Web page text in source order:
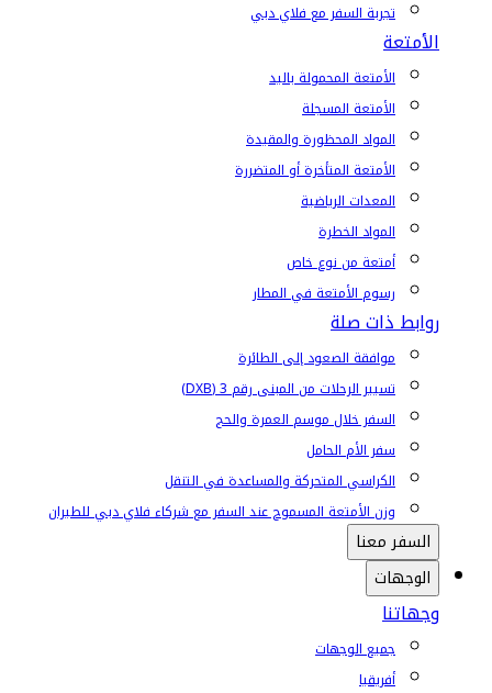
تجربة السفر مع فلاي دبي
الأمتعة
الأمتعة المحمولة باليد
الأمتعة المسجلة
المواد المحظورة والمقيدة
الأمتعة المتأخرة أو المتضررة
المعدات الرياضية
المواد الخطرة
أمتعة من نوع خاص
رسوم الأمتعة في المطار
روابط ذات صلة
موافقة الصعود إلى الطائرة
تسيير الرحلات من المبنى رقم 3 (DXB)
السفر خلال موسم العمرة والحج
سفر الأم الحامل
الكراسي المتحركة والمساعدة في التنقل
وزن الأمتعة المسموح عند السفر مع شركاء فلاي دبي للطيران
السفر معنا
الوجهات
وجهاتنا
جميع الوجهات
أفريقيا